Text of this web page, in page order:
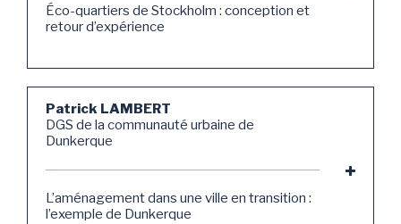
Éco-quartiers de Stockholm : conception et
retour d’expérience
Patrick LAMBERT
DGS de la communauté urbaine de
Dunkerque
L’aménagement dans une ville en transition :
l’exemple de Dunkerque